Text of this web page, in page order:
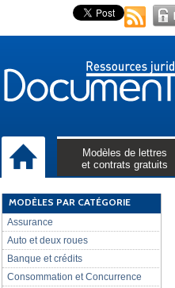
Modèles de lettres
et contrats gratuits
MODÈLES PAR CATÉGORIE
Assurance
Auto et deux roues
Banque et crédits
Consommation et Concurrence